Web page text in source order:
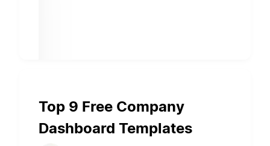
Top 9 Free Company
Dashboard Templates